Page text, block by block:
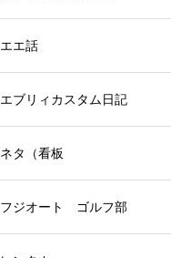
エエ話
エブリィカスタム日記
ネタ（看板
フジオート ゴルフ部